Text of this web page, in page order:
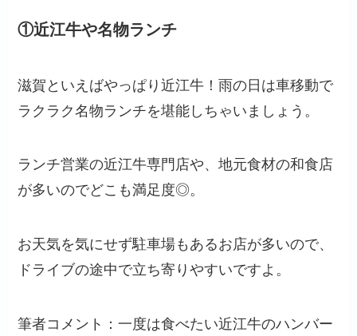
①近江牛や名物ランチ
滋賀といえばやっぱり近江牛！雨の日は車移動で
ラクラク名物ランチを堪能しちゃいましょう。
ランチ営業の近江牛専門店や、地元食材の和食店
が多いのでどこも満足度◎。
お天気を気にせず駐車場もあるお店が多いので、
ドライブの途中で立ち寄りやすいですよ。
筆者コメント：一度は食べたい近江牛のハンバー